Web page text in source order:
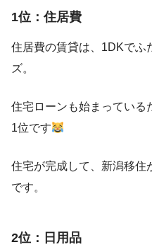
1位：住居費
住居費の賃貸は、1DKでふ
ズ。
住宅ローンも始まっている
1位です
住宅が完成して、新潟移住
です。
2位：日用品